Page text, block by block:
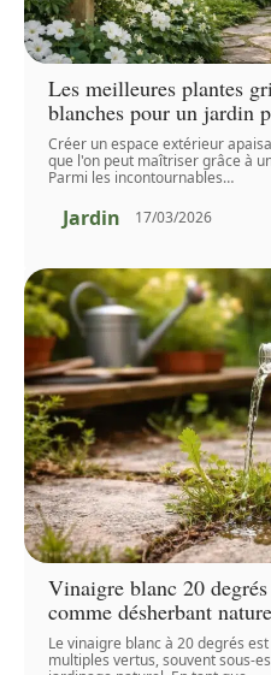
Les meilleures plantes
blanches pour un jardin
Créer un espace extérieur
que l'on peut maîtriser grâce à
Parmi les incontournables…
Jardin 17/03/2026
Vinaigre blanc 20
comme désherbant
Le vinaigre blanc à 20 degrés
multiples vertus, souvent sous-